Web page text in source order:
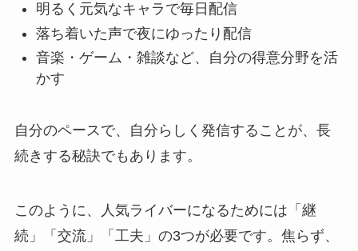
明るく元気なキャラで毎日配信
落ち着いた声で夜にゆったり配信
音楽・ゲーム・雑談など、自分の得意分野を活
かす
自分のペースで、自分らしく発信することが、長
続きする秘訣でもあります。
このように、人気ライバーになるためには「継
続」「交流」「工夫」の3つが必要です。焦らず、